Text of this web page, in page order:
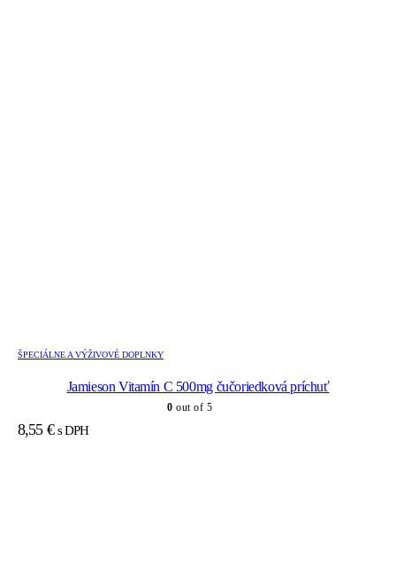
ŠPECIÁLNE A VÝŽIVOVÉ DOPLNKY
Jamieson Vitamín C 500mg čučoriedková príchuť
0 out of 5
8,55 € s DPH